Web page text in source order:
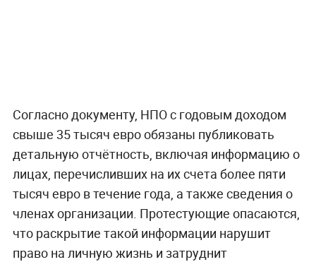
Согласно документу, НПО с годовым доходом
свыше 35 тысяч евро обязаны публиковать
детальную отчётность, включая информацию о
лицах, перечисливших на их счета более пяти
тысяч евро в течение года, а также сведения о
членах организации. Протестующие опасаются,
что раскрытие такой информации нарушит
право на личную жизнь и затруднит